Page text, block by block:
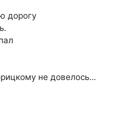
дорогу
не довелось…